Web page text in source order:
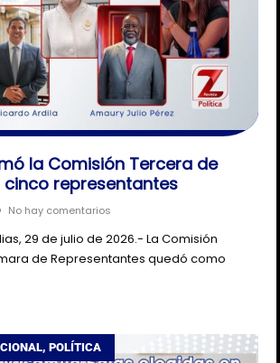
la Comisión Tercera de
representantes
No hay comentarios
29 de julio de 2026.- La Comisión
de Representantes quedó como
,POLÍTICA